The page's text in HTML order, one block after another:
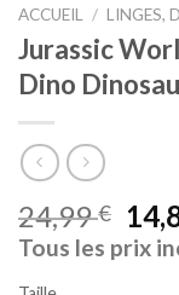
ACCUEIL / LINGES,
Jurassic
Dino
24,99€
Tous les prix